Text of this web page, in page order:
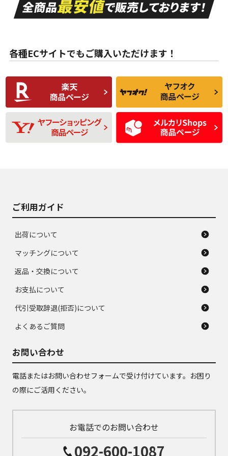
ない中古品
古品
な中古品
んどない中古品
C
使用感や傷があり、
比較的きれいな中古
品
C
偏磨耗・劣化は感じ
られるが、使用に問
題のない中古品
D
使用感や目立つ傷が
あり、一般的な中古
品
D
残り溝も少なく、偏
磨耗がみられ、短期
間使用できるくらい
の中古品
各種ECサイトでもご購入いただけます！
ご利用ガイド
出荷について
マッチングについて
返品・交換について
お支払について
代引受取辞退(拒否)について
よくあるご質問
お問い合わせ
電話またはお問い合わせフォームで受け付けています。お困り
の際にご活用ください。
お電話でのお問い合わせ
092-600-1087